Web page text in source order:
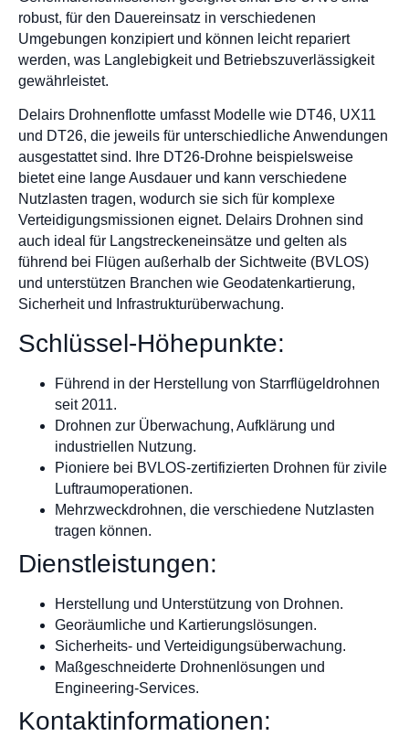
robust, für den Dauereinsatz in verschiedenen
Umgebungen konzipiert und können leicht repariert
werden, was Langlebigkeit und Betriebszuverlässigkeit
gewährleistet.
Delairs Drohnenflotte umfasst Modelle wie DT46, UX11
und DT26, die jeweils für unterschiedliche Anwendungen
ausgestattet sind. Ihre DT26-Drohne beispielsweise
bietet eine lange Ausdauer und kann verschiedene
Nutzlasten tragen, wodurch sie sich für komplexe
Verteidigungsmissionen eignet. Delairs Drohnen sind
auch ideal für Langstreckeneinsätze und gelten als
führend bei Flügen außerhalb der Sichtweite (BVLOS)
und unterstützen Branchen wie Geodatenkartierung,
Sicherheit und Infrastrukturüberwachung.
Schlüssel-Höhepunkte:
Führend in der Herstellung von Starrflügeldrohnen
seit 2011.
Drohnen zur Überwachung, Aufklärung und
industriellen Nutzung.
Pioniere bei BVLOS-zertifizierten Drohnen für zivile
Luftraumoperationen.
Mehrzweckdrohnen, die verschiedene Nutzlasten
tragen können.
Dienstleistungen:
Herstellung und Unterstützung von Drohnen.
Georäumliche und Kartierungslösungen.
Sicherheits- und Verteidigungsüberwachung.
Maßgeschneiderte Drohnenlösungen und
Engineering-Services.
Kontaktinformationen: